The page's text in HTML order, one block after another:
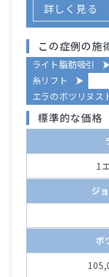
詳しく見る
この症例の施
ライト脂肪吸引
糸リフト
エラのボツリヌス
標準的な価格
1
ジ
ボ